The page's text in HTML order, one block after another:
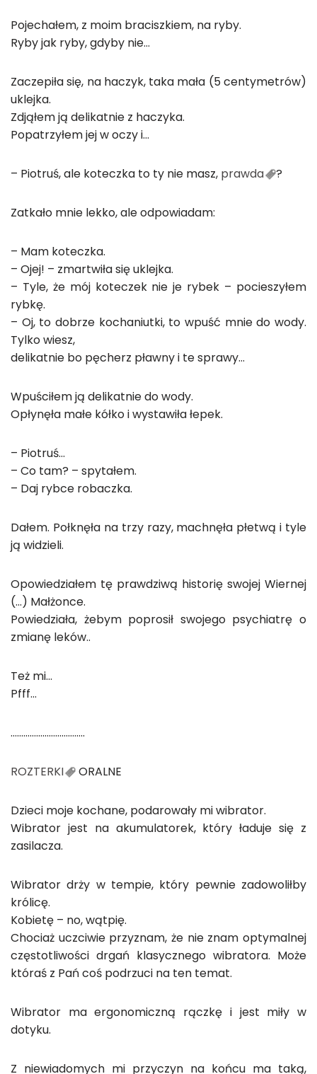
Pojechałem, z moim braciszkiem, na ryby.
Ryby jak ryby, gdyby nie…
Zaczepiła się, na haczyk, taka mała (5 centymetrów)
uklejka.
Zdjąłem ją delikatnie z haczyka.
Popatrzyłem jej w oczy i…
– Piotruś, ale koteczka to ty nie masz, prawda ?
Zatkało mnie lekko, ale odpowiadam:
– Mam koteczka.
– Ojej! – zmartwiła się uklejka.
– Tyle, że mój koteczek nie je rybek – pocieszyłem
rybkę.
– Oj, to dobrze kochaniutki, to wpuść mnie do wody.
Tylko wiesz,
delikatnie bo pęcherz pławny i te sprawy…
Wpuściłem ją delikatnie do wody.
Opłynęła małe kółko i wystawiła łepek.
– Piotruś…
– Co tam? – spytałem.
– Daj rybce robaczka.
Dałem. Połknęła na trzy razy, machnęła płetwą i tyle
ją widzieli.
Opowiedziałem tę prawdziwą historię swojej Wiernej
(…) Małżonce.
Powiedziała, żebym poprosił swojego psychiatrę o
zmianę leków..
Też mi…
Pfff…
……………………………..
ROZTERKI ORALNE
Dzieci moje kochane, podarowały mi wibrator.
Wibrator jest na akumulatorek, który ładuje się z
zasilacza.
Wibrator drży w tempie, który pewnie zadowoliłby
królicę.
Kobietę – no, wątpię.
Chociaż uczciwie przyznam, że nie znam optymalnej
częstotliwości drgań klasycznego wibratora. Może
któraś z Pań coś podrzuci na ten temat.
Wibrator ma ergonomiczną rączkę i jest miły w
dotyku.
Z niewiadomych mi przyczyn na końcu ma taką,